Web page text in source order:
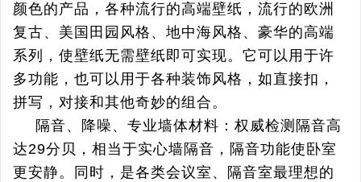
颜色的产品，各种流行的高端壁纸，流行的欧洲
复古、美国田园风格、地中海风格、豪华的高端
系列，使壁纸无需壁纸即可实现。它可以用于许
多功能，也可以用于各种装饰风格，如直接扣，
拼写，对接和其他奇妙的组合。
隔音、降噪、专业墙体材料：权威检测隔音高
达29分贝，相当于实心墙隔音，隔音功能使卧室
更安静。同时，是各类会议室、隔音室最理想的